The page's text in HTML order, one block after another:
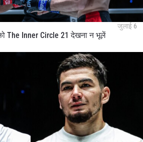
जुलाई 6
The Inner Circle 21 देखना न भूलें